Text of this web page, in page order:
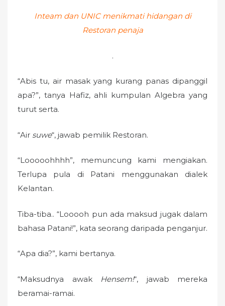
Inteam dan UNIC menikmati hidangan di
Restoran penaja
.
“Abis tu, air masak yang kurang panas dipanggil
apa?”, tanya Hafiz, ahli kumpulan Algebra yang
turut serta.
“Air suwe“, jawab pemilik Restoran.
“Looooohhhh”, memuncung kami mengiakan.
Terlupa pula di Patani menggunakan dialek
Kelantan.
Tiba-tiba.. “Looooh pun ada maksud jugak dalam
bahasa Patani!”, kata seorang daripada penganjur.
“Apa dia?”, kami bertanya.
“Maksudnya awak Hensem!“, jawab mereka
beramai-ramai.